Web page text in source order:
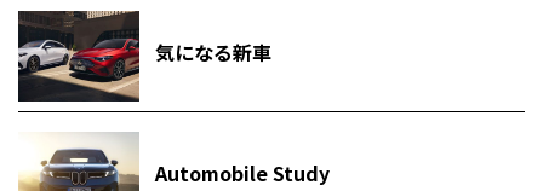
気になる新車
Automobile Study